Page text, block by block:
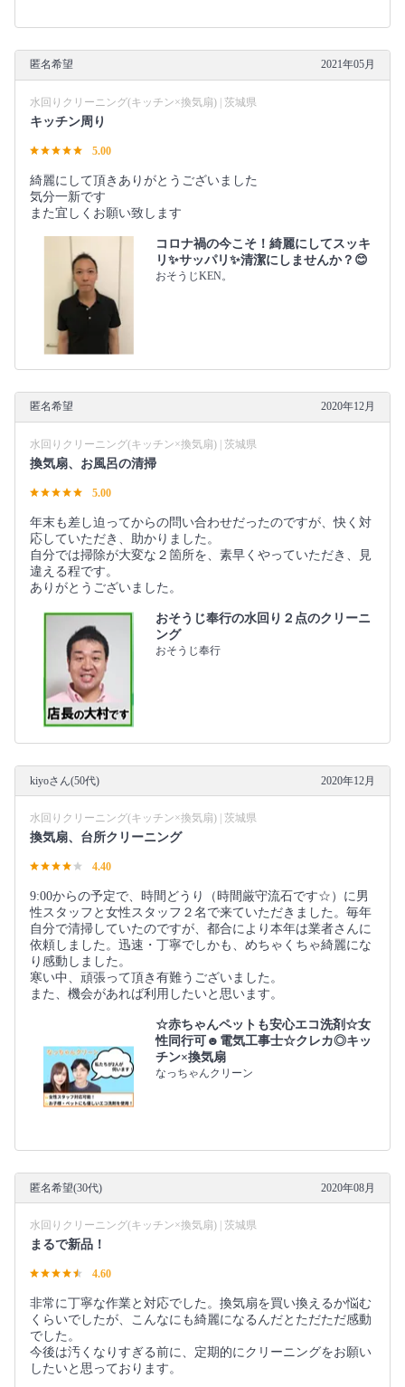
匿名希望 2021年05月
水回りクリーニング(キッチン×換気扇) | 茨城県
キッチン周り
5.00
綺麗にして頂きありがとうございました
気分一新です
また宜しくお願い致します
コロナ禍の今こそ！綺麗にしてスッキ
リ✨サッパリ✨清潔にしませんか？😊
おそうじKEN。
匿名希望 2020年12月
水回りクリーニング(キッチン×換気扇) | 茨城県
換気扇、お風呂の清掃
5.00
年末も差し迫ってからの問い合わせだったのですが、快く対
応していただき、助かりました。
自分では掃除が大変な２箇所を、素早くやっていただき、見
違える程です。
ありがとうございました。
おそうじ奉行の水回り２点のクリーニ
ング
おそうじ奉行
kiyoさん(50代) 2020年12月
水回りクリーニング(キッチン×換気扇) | 茨城県
換気扇、台所クリーニング
4.40
9:00からの予定で、時間どうり（時間厳守流石です☆）に男
性スタッフと女性スタッフ２名で来ていただきました。毎年
自分で清掃していたのですが、都合により本年は業者さんに
依頼しました。迅速・丁寧でしかも、めちゃくちゃ綺麗にな
り感動しました。
寒い中、頑張って頂き有難うございました。
また、機会があれば利用したいと思います。
☆赤ちゃんペットも安心エコ洗剤☆女
性同行可☻電気工事士☆クレカ◎キッ
チン×換気扇
なっちゃんクリーン
匿名希望(30代) 2020年08月
水回りクリーニング(キッチン×換気扇) | 茨城県
まるで新品！
4.60
非常に丁寧な作業と対応でした。換気扇を買い換えるか悩む
くらいでしたが、こんなにも綺麗になるんだとただただ感動
でした。
今後は汚くなりすぎる前に、定期的にクリーニングをお願い
したいと思っております。